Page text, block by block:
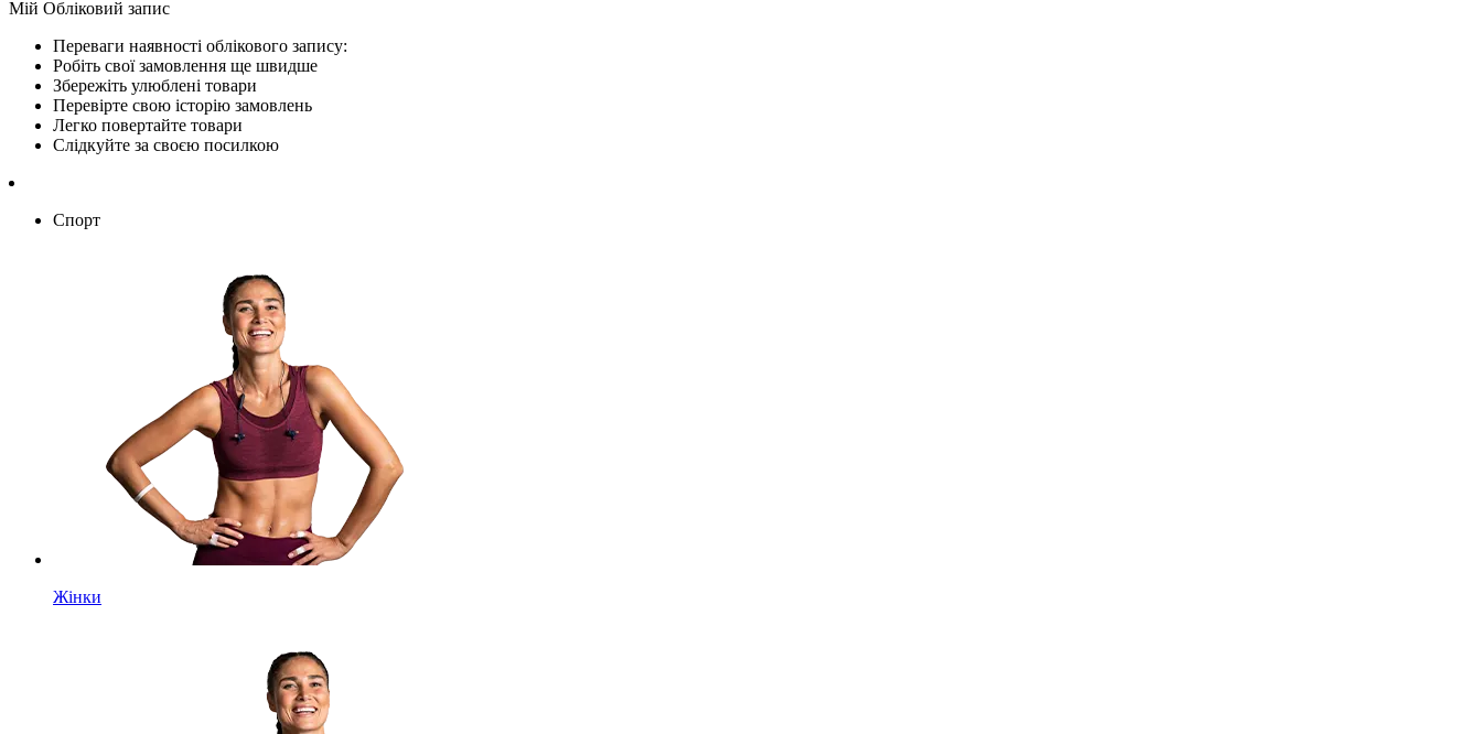
Мій Обліковий запис
Переваги наявності облікового запису:
Робіть свої замовлення ще швидше
Збережіть улюблені товари
Перевірте свою історію замовлень
Легко повертайте товари
Слідкуйте за своєю посилкою
Спорт
Жінки